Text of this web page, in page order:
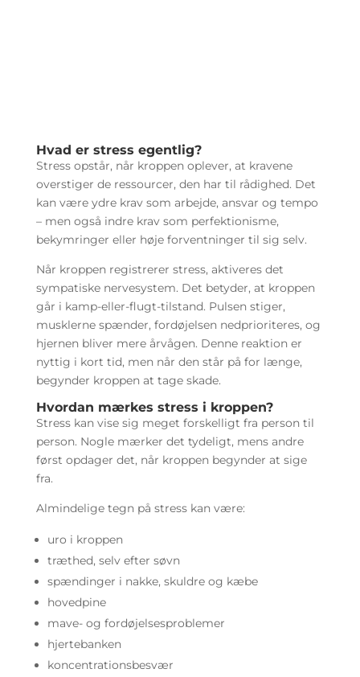
Hvad er stress egentlig?
Stress opstår, når kroppen oplever, at kravene
overstiger de ressourcer, den har til rådighed. Det
kan være ydre krav som arbejde, ansvar og tempo
– men også indre krav som perfektionisme,
bekymringer eller høje forventninger til sig selv.
Når kroppen registrerer stress, aktiveres det
sympatiske nervesystem. Det betyder, at kroppen
går i kamp-eller-flugt-tilstand. Pulsen stiger,
musklerne spænder, fordøjelsen nedprioriteres, og
hjernen bliver mere årvågen. Denne reaktion er
nyttig i kort tid, men når den står på for længe,
begynder kroppen at tage skade.
Hvordan mærkes stress i kroppen?
Stress kan vise sig meget forskelligt fra person til
person. Nogle mærker det tydeligt, mens andre
først opdager det, når kroppen begynder at sige
fra.
Almindelige tegn på stress kan være:
uro i kroppen
træthed, selv efter søvn
spændinger i nakke, skuldre og kæbe
hovedpine
mave- og fordøjelsesproblemer
hjertebanken
koncentrationsbesvær